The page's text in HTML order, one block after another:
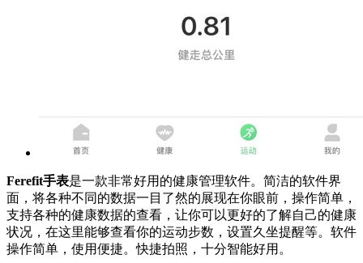
Ferefit手表是一款非常好用的健康管理软件。简洁的软件界
面，将各种不同的数据一目了然的展现在你眼前，操作简单，
支持各种的健康数据的查看，让你可以更好的了解自己的健康
状况，在这里能够查看你的运动步数，设置久坐提醒等。软件
操作简单，使用便捷。快捷拍照，十分智能好用。